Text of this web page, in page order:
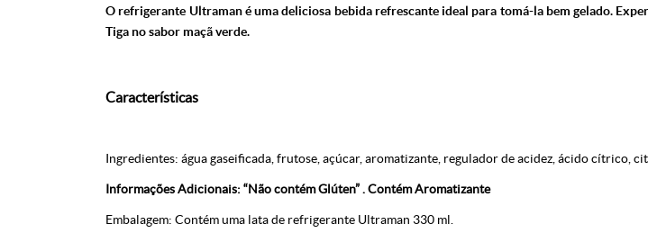
O refrigerante Ultraman é uma deliciosa bebida refrescante ideal para tomá-la bem gelado.
Tiga no sabor maçã verde.
Características
Ingredientes: água gaseificada, frutose, açúcar, aromatizante, regulador de acidez, ácido cítrico,
Informações Adicionais: “Não contém Glúten” . Contém Aromatizante
Embalagem: Contém uma lata de refrigerante Ultraman 330 ml.